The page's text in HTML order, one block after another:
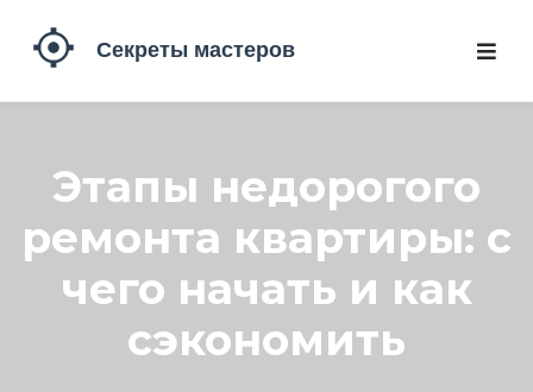
Этапы недорогого
ремонта квартиры: с
чего начать и как
сэкономить